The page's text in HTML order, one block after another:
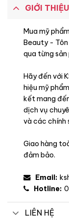
GIỚI THIỆU
Mua mỹ
Beauty -
qua từng sản
Hãy đến với
hiệu mỹ
kết mang
dịch vụ
và các chính
Giao hàng
đảm bảo.
Email:
Hotline:
LIÊN HỆ